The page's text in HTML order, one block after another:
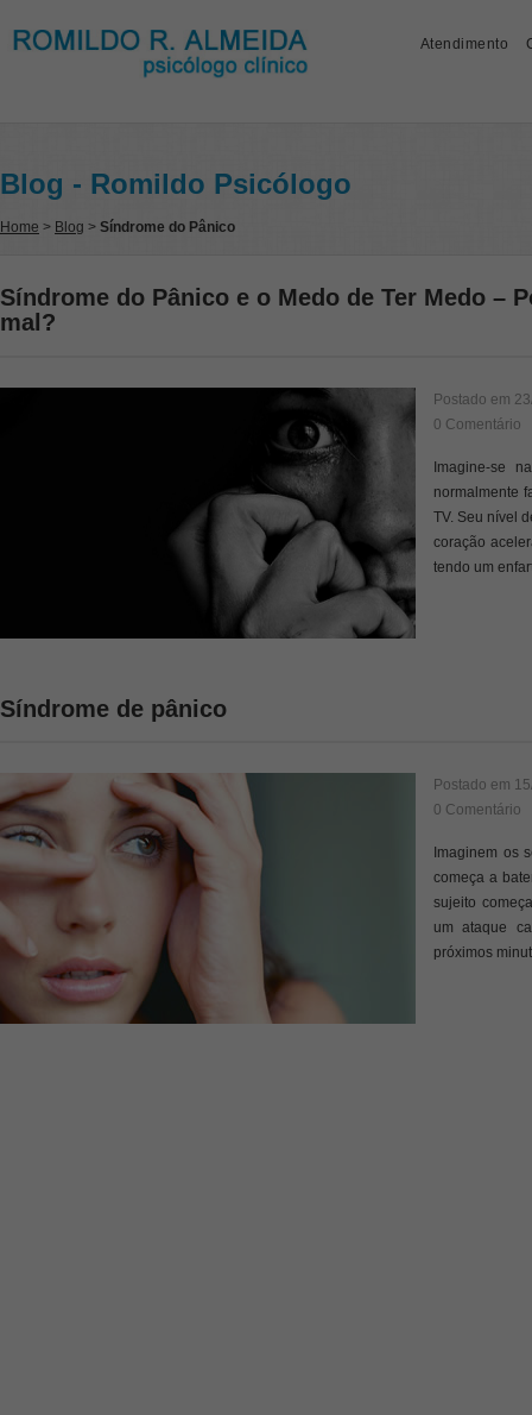
Atendimento
Blog - Romildo Psicólogo
Home > Blog > Síndrome do Pânico
Síndrome do Pânico e o Medo de Ter Medo –
mal?
Postado em
0 Comentário
Imagine-se
normalmente
TV. Seu nível
coração
tendo um
Síndrome de pânico
Postado em
0 Comentário
Imaginem os
começa a
sujeito
um ataque
próximos